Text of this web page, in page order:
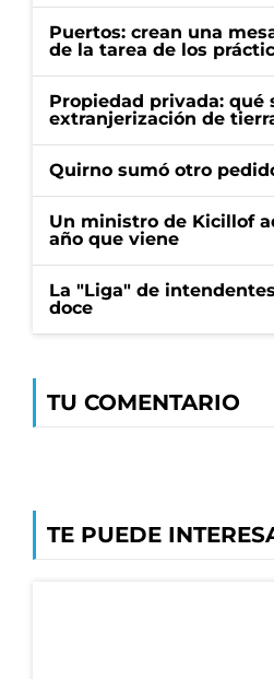
Puertos: crean una
de la tarea de los
Propiedad privada: qué
extranjerización de
Quirno sumó otro
Un ministro de Kicillof
año que viene
La "Liga" de
doce
TU COMENTARIO
TE PUEDE